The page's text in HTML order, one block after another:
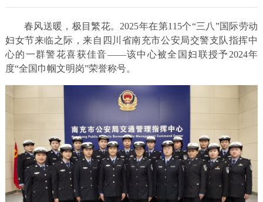
春风送暖，极目繁花。2025年在第115个“三八”国际劳动
妇女节来临之际，来自四川省南充市公安局交警支队指挥中
心的一群警花喜获佳音——该中心被全国妇联授予2024年
度“全国巾帼文明岗”荣誉称号。